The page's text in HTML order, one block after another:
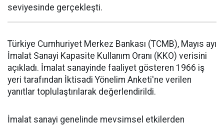
seviyesinde gerçekleşti.
Türkiye Cumhuriyet Merkez Bankası (TCMB), Mayıs ayı
İmalat Sanayi Kapasite Kullanım Oranı (KKO) verisini
açıkladı. İmalat sanayinde faaliyet gösteren 1966 iş
yeri tarafından İktisadi Yönelim Anketi'ne verilen
yanıtlar toplulaştırılarak değerlendirildi.
İmalat sanayi genelinde mevsimsel etkilerden